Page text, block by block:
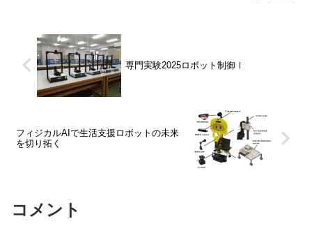
専門実験2025ロボット制御Ⅰ
フィジカルAIで生活支援ロボットの未来
を切り拓く
コメント